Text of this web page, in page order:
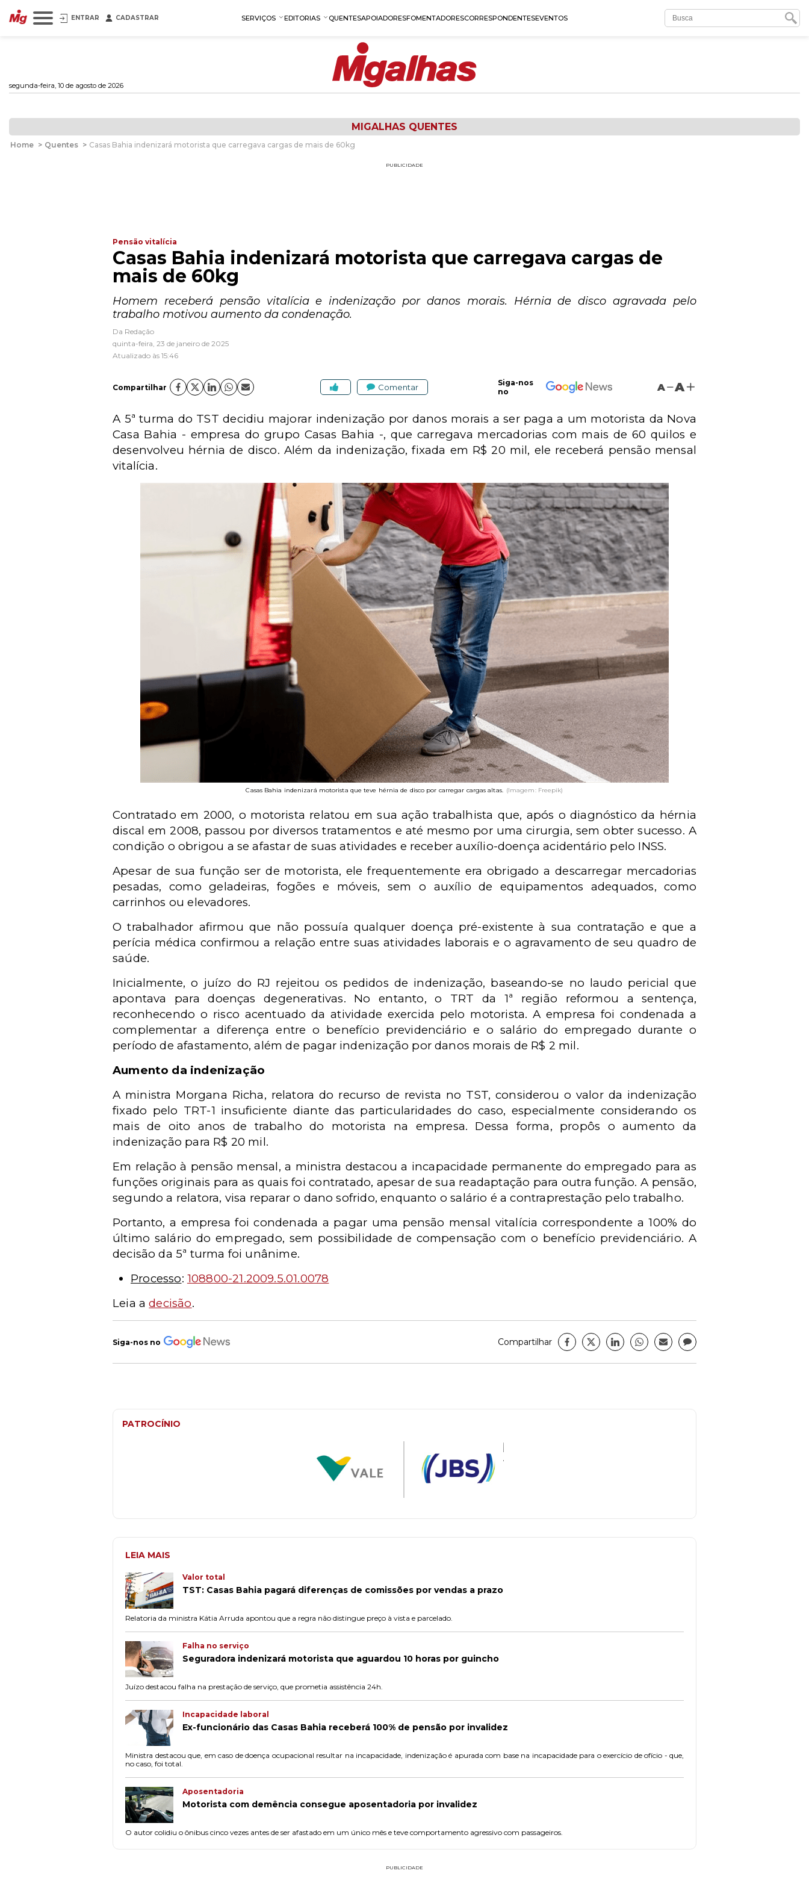
ENTRAR CADASTRAR SERVIÇOS EDITORIAS QUENTESAPOIADORESFOMENTADORESCORRESPONDENTESEVENTOS
segunda-feira, 10 de agosto de 2026
MIGALHAS QUENTES
Home > Quentes > Casas Bahia indenizará motorista que carregava cargas de mais de 60kg
PUBLICIDADE
Pensão vitalícia
Casas Bahia indenizará motorista que carregava cargas de
mais de 60kg
Homem receberá pensão vitalícia e indenização por danos morais. Hérnia de disco agravada pelo
trabalho motivou aumento da condenação.
Da Redação
quinta-feira, 23 de janeiro de 2025
Atualizado às 15:46
Compartilhar Comentar
Siga-nos
no
A A
A 5ª turma do TST decidiu majorar indenização por danos morais a ser paga a um motorista da Nova
Casa Bahia - empresa do grupo Casas Bahia -, que carregava mercadorias com mais de 60 quilos e
desenvolveu hérnia de disco. Além da indenização, fixada em R$ 20 mil, ele receberá pensão mensal
vitalícia.
Casas Bahia indenizará motorista que teve hérnia de disco por carregar cargas altas. (Imagem: Freepik)
Contratado em 2000, o motorista relatou em sua ação trabalhista que, após o diagnóstico da hérnia
discal em 2008, passou por diversos tratamentos e até mesmo por uma cirurgia, sem obter sucesso. A
condição o obrigou a se afastar de suas atividades e receber auxílio-doença acidentário pelo INSS.
Apesar de sua função ser de motorista, ele frequentemente era obrigado a descarregar mercadorias
pesadas, como geladeiras, fogões e móveis, sem o auxílio de equipamentos adequados, como
carrinhos ou elevadores.
O trabalhador afirmou que não possuía qualquer doença pré-existente à sua contratação e que a
perícia médica confirmou a relação entre suas atividades laborais e o agravamento de seu quadro de
saúde.
Inicialmente, o juízo do RJ rejeitou os pedidos de indenização, baseando-se no laudo pericial que
apontava para doenças degenerativas. No entanto, o TRT da 1ª região reformou a sentença,
reconhecendo o risco acentuado da atividade exercida pelo motorista. A empresa foi condenada a
complementar a diferença entre o benefício previdenciário e o salário do empregado durante o
período de afastamento, além de pagar indenização por danos morais de R$ 2 mil.
Aumento da indenização
A ministra Morgana Richa, relatora do recurso de revista no TST, considerou o valor da indenização
fixado pelo TRT-1 insuficiente diante das particularidades do caso, especialmente considerando os
mais de oito anos de trabalho do motorista na empresa. Dessa forma, propôs o aumento da
indenização para R$ 20 mil.
Em relação à pensão mensal, a ministra destacou a incapacidade permanente do empregado para as
funções originais para as quais foi contratado, apesar de sua readaptação para outra função. A pensão,
segundo a relatora, visa reparar o dano sofrido, enquanto o salário é a contraprestação pelo trabalho.
Portanto, a empresa foi condenada a pagar uma pensão mensal vitalícia correspondente a 100% do
último salário do empregado, sem possibilidade de compensação com o benefício previdenciário. A
decisão da 5ª turma foi unânime.
Processo: 108800-21.2009.5.01.0078
Leia adecisão.
Siga-nos no Compartilhar
PATROCÍNIO
LEIA MAIS
Valor total
TST: Casas Bahia pagará diferenças de comissões por vendas a prazo
Relatoria da ministra Kátia Arruda apontou que a regra não distingue preço à vista e parcelado.
Falha no serviço
Seguradora indenizará motorista que aguardou 10 horas por guincho
Juízo destacou falha na prestação de serviço, que prometia assistência 24h.
Incapacidade laboral
Ex-funcionário das Casas Bahia receberá 100% de pensão por invalidez
Ministra destacou que, em caso de doença ocupacional resultar na incapacidade, indenização é apurada com base na incapacidade para o exercício de ofício - que,
no caso, foi total.
Aposentadoria
Motorista com demência consegue aposentadoria por invalidez
O autor colidiu o ônibus cinco vezes antes de ser afastado em um único mês e teve comportamento agressivo com passageiros.
PUBLICIDADE